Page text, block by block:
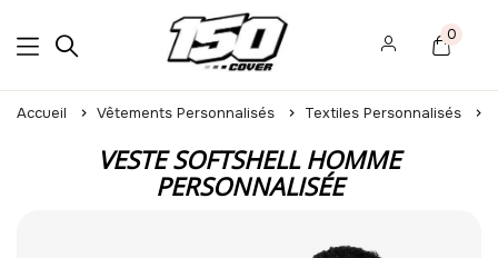
0
Accueil Vêtements Personnalisés Textiles Personnalisés
VESTE SOFTSHELL HOMME
PERSONNALISÉE